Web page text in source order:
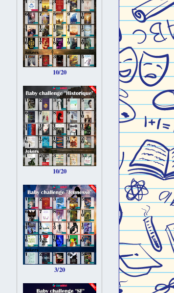
10/20
10/20
3/20